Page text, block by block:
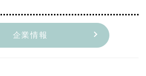
企業情報